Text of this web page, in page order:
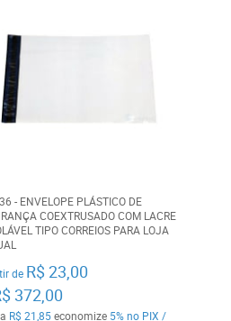
- ENVELOPE PLÁSTICO DE
COEXTRUSADO COM LACRE
TIPO CORREIOS PARA LOJA
de R$ 23,00
372,00
R$ 21,85economize 5% no PIX /